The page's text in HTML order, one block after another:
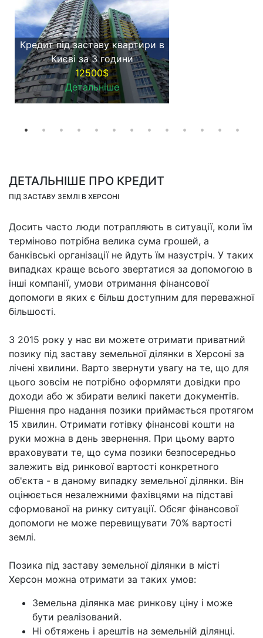
Кредит під заставу квартири в
Києві за 3 години
12500$
Детальніше
ДЕТАЛЬНІШЕ ПРО КРЕДИТ
ПІД ЗАСТАВУ ЗЕМЛІ В ХЕРСОНІ
Досить часто люди потрапляють в ситуації, коли їм
терміново потрібна велика сума грошей, а
банківські організації не йдуть їм назустріч. У таких
випадках краще всього звертатися за допомогою в
інші компанії, умови отримання фінансової
допомоги в яких є більш доступним для переважної
більшості.
З 2015 року у нас ви можете отримати приватний
позику під заставу земельної ділянки в Херсоні за
лічені хвилини. Варто звернути увагу на те, що для
цього зовсім не потрібно оформляти довідки про
доходи або ж збирати великі пакети документів.
Рішення про надання позики приймається протягом
15 хвилин. Отримати готівку фінансові кошти на
руки можна в день звернення. При цьому варто
враховувати те, що сума позики безпосередньо
залежить від ринкової вартості конкретного
об'єкта - в даному випадку земельної ділянки. Він
оцінюється незалежними фахівцями на підставі
сформованої на ринку ситуації. Обсяг фінансової
допомоги не може перевищувати 70% вартості
землі.
Позика під заставу земельної ділянки в місті
Херсон можна отримати за таких умов:
Земельна ділянка має ринкову ціну і може
бути реалізований.
Ні обтяжень і арештів на земельній ділянці.